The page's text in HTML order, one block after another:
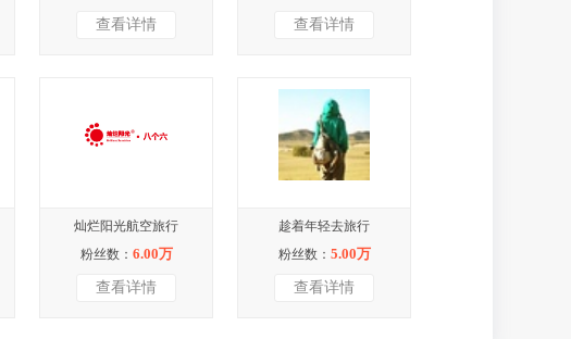
查看详情 查看详情
灿烂阳光航空旅行
粉丝数： 6.00万
查看详情
趁着年轻去旅行
粉丝数： 5.00万
查看详情